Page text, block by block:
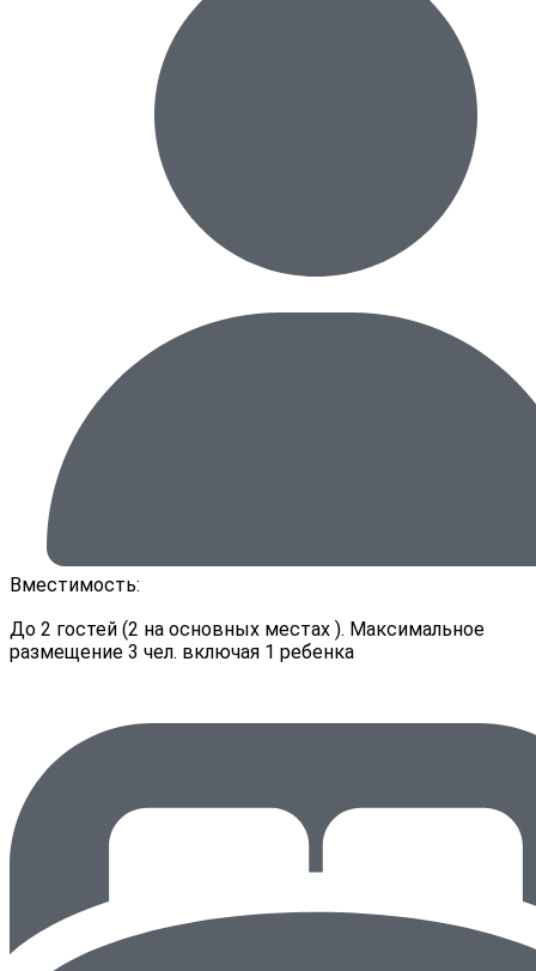
Вместимость:
До 2 гостей (2 на основных местах ). Максимальное
размещение 3 чел. включая 1 ребенка